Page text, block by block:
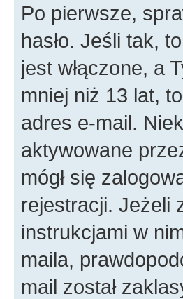
Po pierwsze,
hasło. Jeśli tak,
jest włączone, a
mniej niż 13 lat,
adres e-mail.
aktywowane
mógł się
rejestracji. Jeżeli
instrukcjami w
maila,
mail został